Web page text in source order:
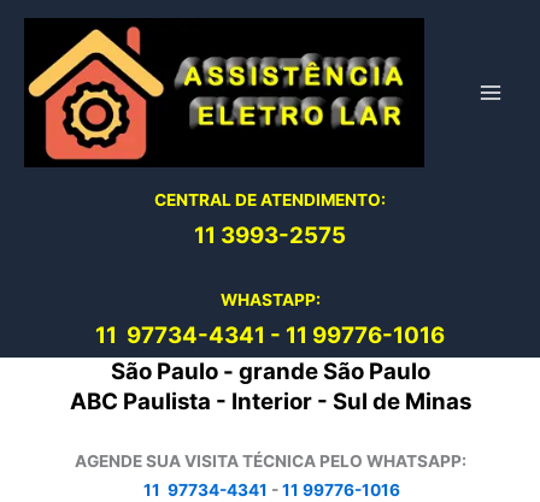
conteúdo
CENTRAL DE ATENDIMENTO:
11 3993-2575
WHASTAPP:
11 97734-4341 - 11 99776-1016
São Paulo - grande São Paulo
ABC Paulista - Interior - Sul de Minas
AGENDE SUA VISITA TÉCNICA PELO WHATSAPP:
11 97734-4341 -11 99776-1016